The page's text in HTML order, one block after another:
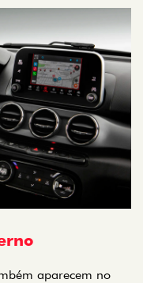
aparecem no